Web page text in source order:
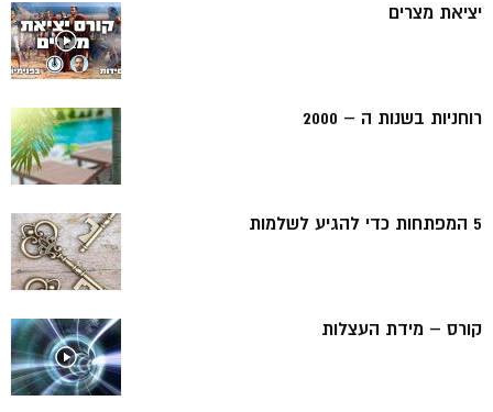
יציאת מצרים
רוחניות בשנות ה – 2000
5 המפתחות כדי להגיע לשלמות
קורס – מידת העצלות